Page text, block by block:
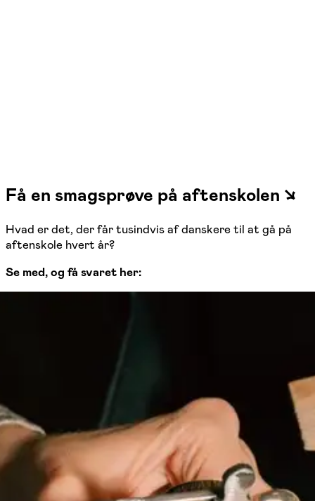
Få en smagsprøve på aftenskolen ↘
Hvad er det, der får tusindvis af danskere til at gå på
aftenskole hvert år?
Se med, og få svaret her: